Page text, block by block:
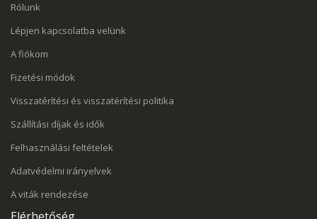
Rólunk
Lépjen kapcsolatba velünk
A fiókom
Fizetési módok
Visszatérítési és visszatérítési politika
Szállítási díjak és idők
Felhasználási feltételek
Adatvédelmi irányelvek
A viták rendezése